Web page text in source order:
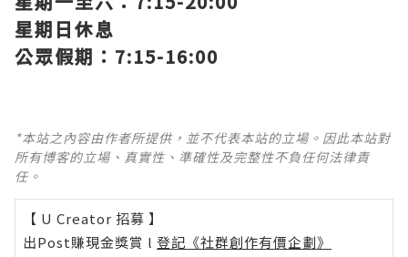
星期日休息
公眾假期：7:15-16:00
*本站之內容由作者所提供，並不代表本站的立場。因此本站對
所有博客的立場、真實性、準確性及完整性不負任何法律責
任。
【 U Creator 招募 】
出Post賺現金獎賞 l 登記《社群創作有價企劃》